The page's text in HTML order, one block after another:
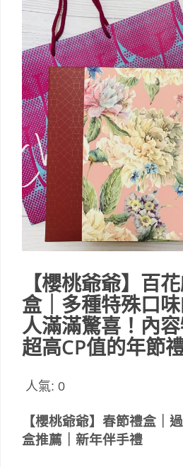
【櫻桃爺爺】百
盒｜多種特殊口
人滿滿驚喜！內
超高CP值的年節
人氣: 0
【櫻桃爺爺】春節禮盒｜
盒推薦｜新年伴手禮